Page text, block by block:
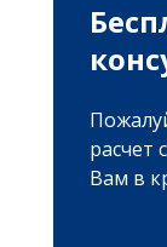
расчет
Вам в